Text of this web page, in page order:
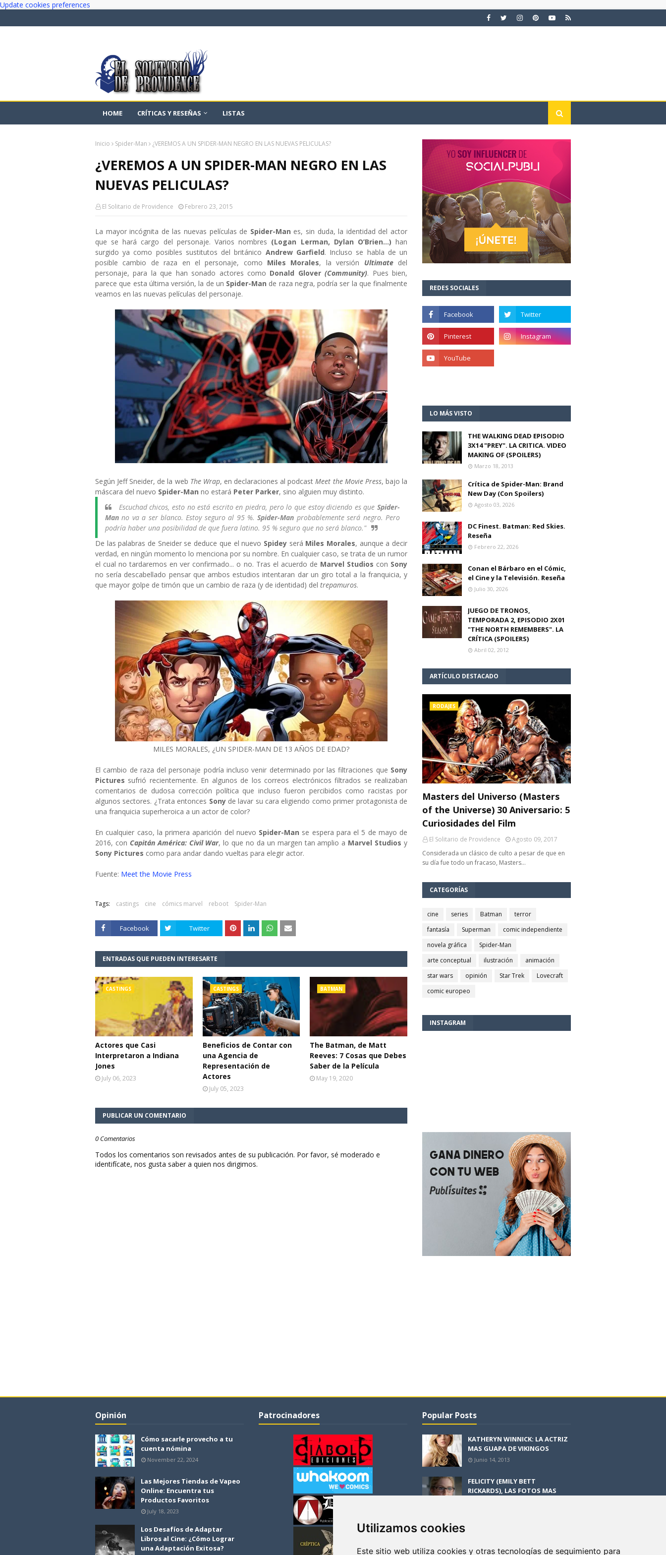
Utilizamos cookies
Este sitio web utiliza cookies y otras tecnologías de seguimiento para
Update cookies preferences
HOME CRÍTICAS Y RESEÑAS LISTAS
Inicio Spider-Man ¿VEREMOS A UN SPIDER-MAN NEGRO EN LAS NUEVAS PELICULAS?
¿VEREMOS A UN SPIDER-MAN NEGRO EN LAS
NUEVAS PELICULAS?
El Solitario de Providence Febrero 23, 2015
La mayor incógnita de las nuevas películas de Spider-Man es, sin duda, la identidad del actor
que se hará cargo del personaje. Varios nombres (Logan Lerman, Dylan O’Brien...) han
surgido ya como posibles sustitutos del británico Andrew Garfield. Incluso se habla de un
posible cambio de raza en el personaje, como Miles Morales, la versión Ultimate del
personaje, para la que han sonado actores como Donald Glover(Community). Pues bien,
parece que esta última versión, la de un Spider-Man de raza negra, podría ser la que finalmente
veamos en las nuevas películas del personaje.
Según Jeff Sneider, de la web The Wrap, en declaraciones al podcastMeet the Movie Press, bajo la
máscara del nuevo Spider-Man no estará Peter Parker, sino alguien muy distinto.
Escuchad chicos, esto no está escrito en piedra, pero lo que estoy diciendo es que Spider-
Manno va a ser blanco. Estoy seguro al 95 %.Spider-Man probablemente será negro. Pero
podría haber una posibilidad de que fuera latino. 95 % seguro que no será blanco."
De las palabras de Sneider se deduce que el nuevo Spidey será Miles Morales, aunque a decir
verdad, en ningún momento lo menciona por su nombre. En cualquier caso, se trata de un rumor
el cual no tardaremos en ver confirmado... o no. Tras el acuerdo de Marvel Studios con Sony
no sería descabellado pensar que ambos estudios intentaran dar un giro total a la franquicia, y
que mayor golpe de timón que un cambio de raza (y de identidad) del trepamuros.
MILES MORALES, ¿UN SPIDER-MAN DE 13 AÑOS DE EDAD?
El cambio de raza del personaje podría incluso venir determinado por las filtraciones que Sony
Pictures sufrió recientemente. En algunos de los correos electrónicos filtrados se realizaban
comentarios de dudosa corrección política que incluso fueron percibidos como racistas por
algunos sectores. ¿Trata entonces Sony de lavar su cara eligiendo como primer protagonista de
una franquicia superheroica a un actor de color?
En cualquier caso, la primera aparición del nuevo Spider-Man se espera para el 5 de mayo de
2016, con Capitán América: Civil War, lo que no da un margen tan amplio a Marvel Studios y
Sony Pictures como para andar dando vueltas para elegir actor.
Fuente: Meet the Movie Press
Tags: castings cine cómics marvel reboot Spider-Man
Facebook Twitter
ENTRADAS QUE PUEDEN INTERESARTE
CASTINGS
Actores que Casi
Interpretaron a Indiana
Jones
July 06, 2023
CASTINGS
Beneficios de Contar con
una Agencia de
Representación de
Actores
July 05, 2023
BATMAN
The Batman, de Matt
Reeves: 7 Cosas que Debes
Saber de la Película
May 19, 2020
PUBLICAR UN COMENTARIO
0 Comentarios
Todos los comentarios son revisados antes de su publicación. Por favor, sé moderado e
identifícate, nos gusta saber a quien nos dirigimos.
REDES SOCIALES
LO MÁS VISTO
THE WALKING DEAD EPISODIO
3X14 "PREY". LA CRITICA. VIDEO
MAKING OF (SPOILERS)
Marzo 18, 2013
Crítica de Spider-Man: Brand
New Day (Con Spoilers)
Agosto 03, 2026
DC Finest. Batman: Red Skies.
Reseña
Febrero 22, 2026
Conan el Bárbaro en el Cómic,
el Cine y la Televisión. Reseña
Julio 30, 2026
JUEGO DE TRONOS,
TEMPORADA 2, EPISODIO 2X01
"THE NORTH REMEMBERS". LA
CRÍTICA (SPOILERS)
Abril 02, 2012
ARTÍCULO DESTACADO
RODAJES
Masters del Universo (Masters
of the Universe) 30 Aniversario: 5
Curiosidades del Film
El Solitario de Providence
Agosto 09, 2017
Considerada un clásico de culto a pesar de que en
su día fue todo un fracaso, Masters…
CATEGORÍAS
cine series Batman
terror
fantasía
Superman
comic independiente
novela gráfica
Spider-Man
arte conceptual
ilustración
animación
star wars
opinión Star Trek
Lovecraft
comic europeo
INSTAGRAM
Opinión
Cómo sacarle provecho a tu
cuenta nómina
November 22, 2024
Las Mejores Tiendas de Vapeo
Online: Encuentra tus
Productos Favoritos
July 18, 2023
Los Desafíos de Adaptar
Libros al Cine: ¿Cómo Lograr
una Adaptación Exitosa?
Patrocinadores Popular Posts
KATHERYN WINNICK: LA ACTRIZ
MAS GUAPA DE VIKINGOS
Junio 14, 2013
FELICITY (EMILY BETT
RICKARDS), LAS FOTOS MAS
HISTORIA. EPISODIO 3. LA